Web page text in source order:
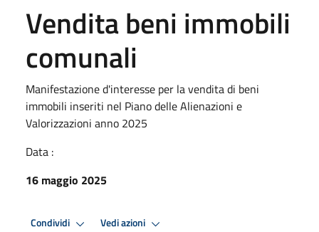
Vendita beni immobili
comunali
Manifestazione d'interesse per la vendita di beni
immobili inseriti nel Piano delle Alienazioni e
Valorizzazioni anno 2025
Data :
16 maggio 2025
Condividi Vedi azioni